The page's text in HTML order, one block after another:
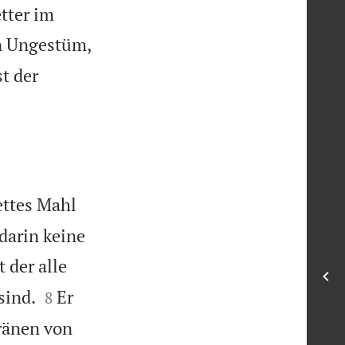
im
Ungestüm,
der
Mahl
keine
der alle

8 Er
von